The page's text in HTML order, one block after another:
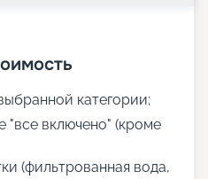
категории;
"все включено" (кроме
(фильтрованная вода,